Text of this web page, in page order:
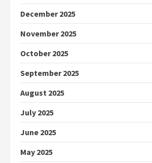
December 2025
November 2025
October 2025
September 2025
August 2025
July 2025
June 2025
May 2025